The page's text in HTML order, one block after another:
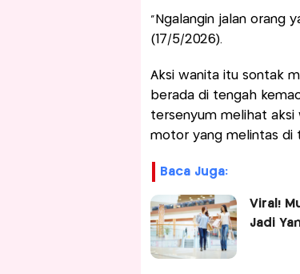
“Ngalangin jalan orang
(17/5/2026).
Aksi wanita itu sontak
berada di tengah
tersenyum melihat aksi
motor yang melintas di
Baca Juga:
Viral!
Jadi